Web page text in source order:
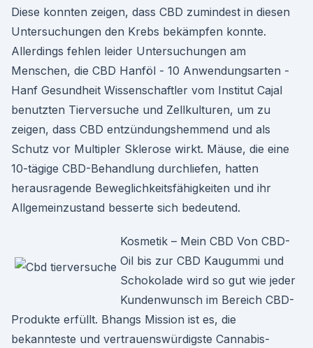
Diese konnten zeigen, dass CBD zumindest in diesen
Untersuchungen den Krebs bekämpfen konnte.
Allerdings fehlen leider Untersuchungen am
Menschen, die CBD Hanföl - 10 Anwendungsarten -
Hanf Gesundheit Wissenschaftler vom Institut Cajal
benutzten Tierversuche und Zellkulturen, um zu
zeigen, dass CBD entzündungshemmend und als
Schutz vor Multipler Sklerose wirkt. Mäuse, die eine
10-tägige CBD-Behandlung durchliefen, hatten
herausragende Beweglichkeitsfähigkeiten und ihr
Allgemeinzustand besserte sich bedeutend.
Kosmetik – Mein CBD Von CBD-
Oil bis zur CBD Kaugummi und
Schokolade wird so gut wie jeder
Kundenwunsch im Bereich CBD-
Produkte erfüllt. Bhangs Mission ist es, die
bekannteste und vertrauenswürdigste Cannabis-